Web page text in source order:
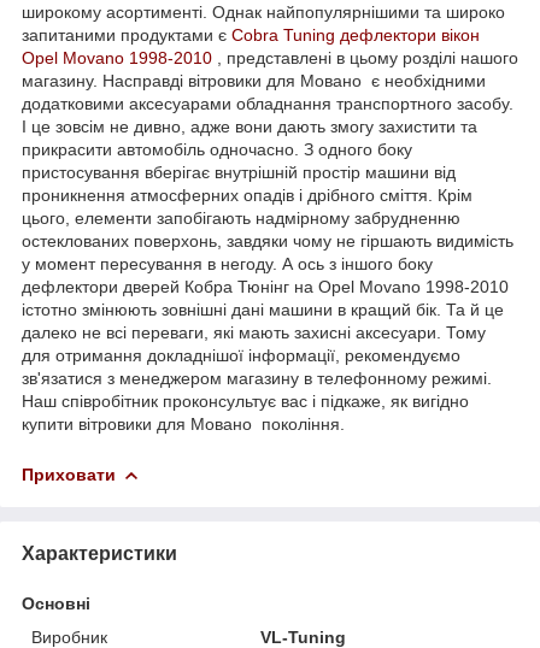
широкому асортименті. Однак найпопулярнішими та широко
запитаними продуктами є Cobra Tuning дефлектори вікон
Opel Movano 1998-2010 , представлені в цьому розділі нашого
магазину. Насправді вітровики для Мовано є необхідними
додатковими аксесуарами обладнання транспортного засобу.
І це зовсім не дивно, адже вони дають змогу захистити та
прикрасити автомобіль одночасно. З одного боку
пристосування вберігає внутрішній простір машини від
проникнення атмосферних опадів і дрібного сміття. Крім
цього, елементи запобігають надмірному забрудненню
остеклованих поверхонь, завдяки чому не гіршають видимість
у момент пересування в негоду. А ось з іншого боку
дефлектори дверей Кобра Тюнінг на Opel Movano 1998-2010
істотно змінюють зовнішні дані машини в кращий бік. Та й це
далеко не всі переваги, які мають захисні аксесуари. Тому
для отримання докладнішої інформації, рекомендуємо
зв'язатися з менеджером магазину в телефонному режимі.
Наш співробітник проконсультує вас і підкаже, як вигідно
купити вітровики для Мовано покоління.
Приховати
Характеристики
Основні
Виробник
VL-Tuning